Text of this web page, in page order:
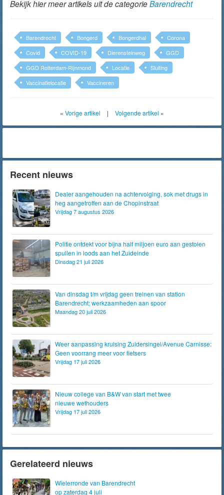
Bekijk hier meer artikels uit de categorieBarendrecht
Barendrecht Bongerd Bongerdhal
Corona
Covid
COVID-19 Dierensteinweg
GGD
GGD Rotterdam-Rijnmond
Locatie
Sluiting
Vaccinatielocatie
Vaccineren
« Vorige artikel | Volgende artikel »
Recent nieuws
Dealer aangehouden na achtervolging, sok met drugs in
heg aangetroffen aan de Chopinstraat
Vrijdag 7 augustus 2026
Politie ontdekt voor bijna half miljoen euro aan gestolen
spullen in loods aan het Zuideinde
Dinsdag 21 juli 2026
Van dinsdag t/m vrijdag geen treinen van station
Barendrecht; werkzaamheden aan spoor
Maandag 20 juli 2026
Weer aanpassing kruising Zuidersingel/Avenue Carnisse:
Geen voorrang meer voor fietsers
Vrijdag 17 juli 2026
Nieuw college van B&W van start met twee
nieuwe wethouders
Vrijdag 17 juli 2026
Gerelateerd nieuws
Wielerronde van Barendrecht
op zaterdag 4 juli